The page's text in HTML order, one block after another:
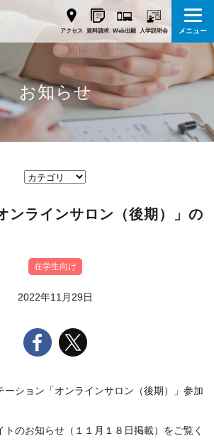
アクセス 資料請求 Web出願 入学説明会 メニュー
お知らせ
ンラインサロン（後期）」の
在学生向け
2022年11月29日
ーション「オンラインサロン（後期）」参加
のお知らせ（１１月１８日掲載）をご覧く